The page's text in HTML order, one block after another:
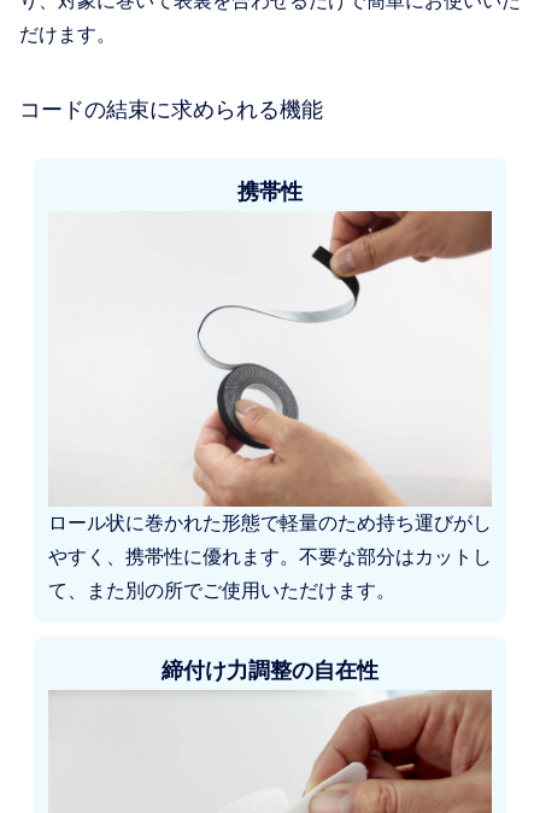
だけます。
コードの結束に求められる機能
携帯性
ロール状に巻かれた形態で軽量のため持ち運びがし
やすく、携帯性に優れます。不要な部分はカットし
て、また別の所でご使用いただけます。
締付け力調整の自在性